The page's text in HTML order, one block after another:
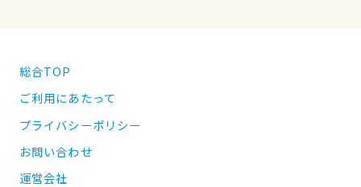
総合TOP
ご利用にあたって
プライバシーポリシー
お問い合わせ
運営会社